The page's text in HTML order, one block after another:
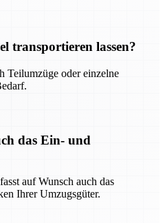
transportieren lassen?
Teilumzüge oder einzelne
das Ein- und
auf Wunsch auch das
Ihrer Umzugsgüter.